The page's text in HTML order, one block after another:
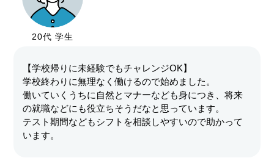
20代 学生
【学校帰りに未経験でもチャレンジOK】
学校終わりに無理なく働けるので始めました。
働いていくうちに自然とマナーなども身につき、将来
の就職などにも役立ちそうだなと思っています。
テスト期間などもシフトを相談しやすいので助かって
います。